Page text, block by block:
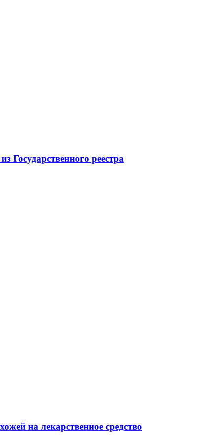
Государственного реестра
на лекарственное средство